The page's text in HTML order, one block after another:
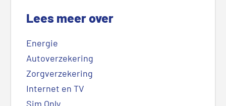
Lees meer over
Energie
Autoverzekering
Zorgverzekering
Internet en TV
Sim Only